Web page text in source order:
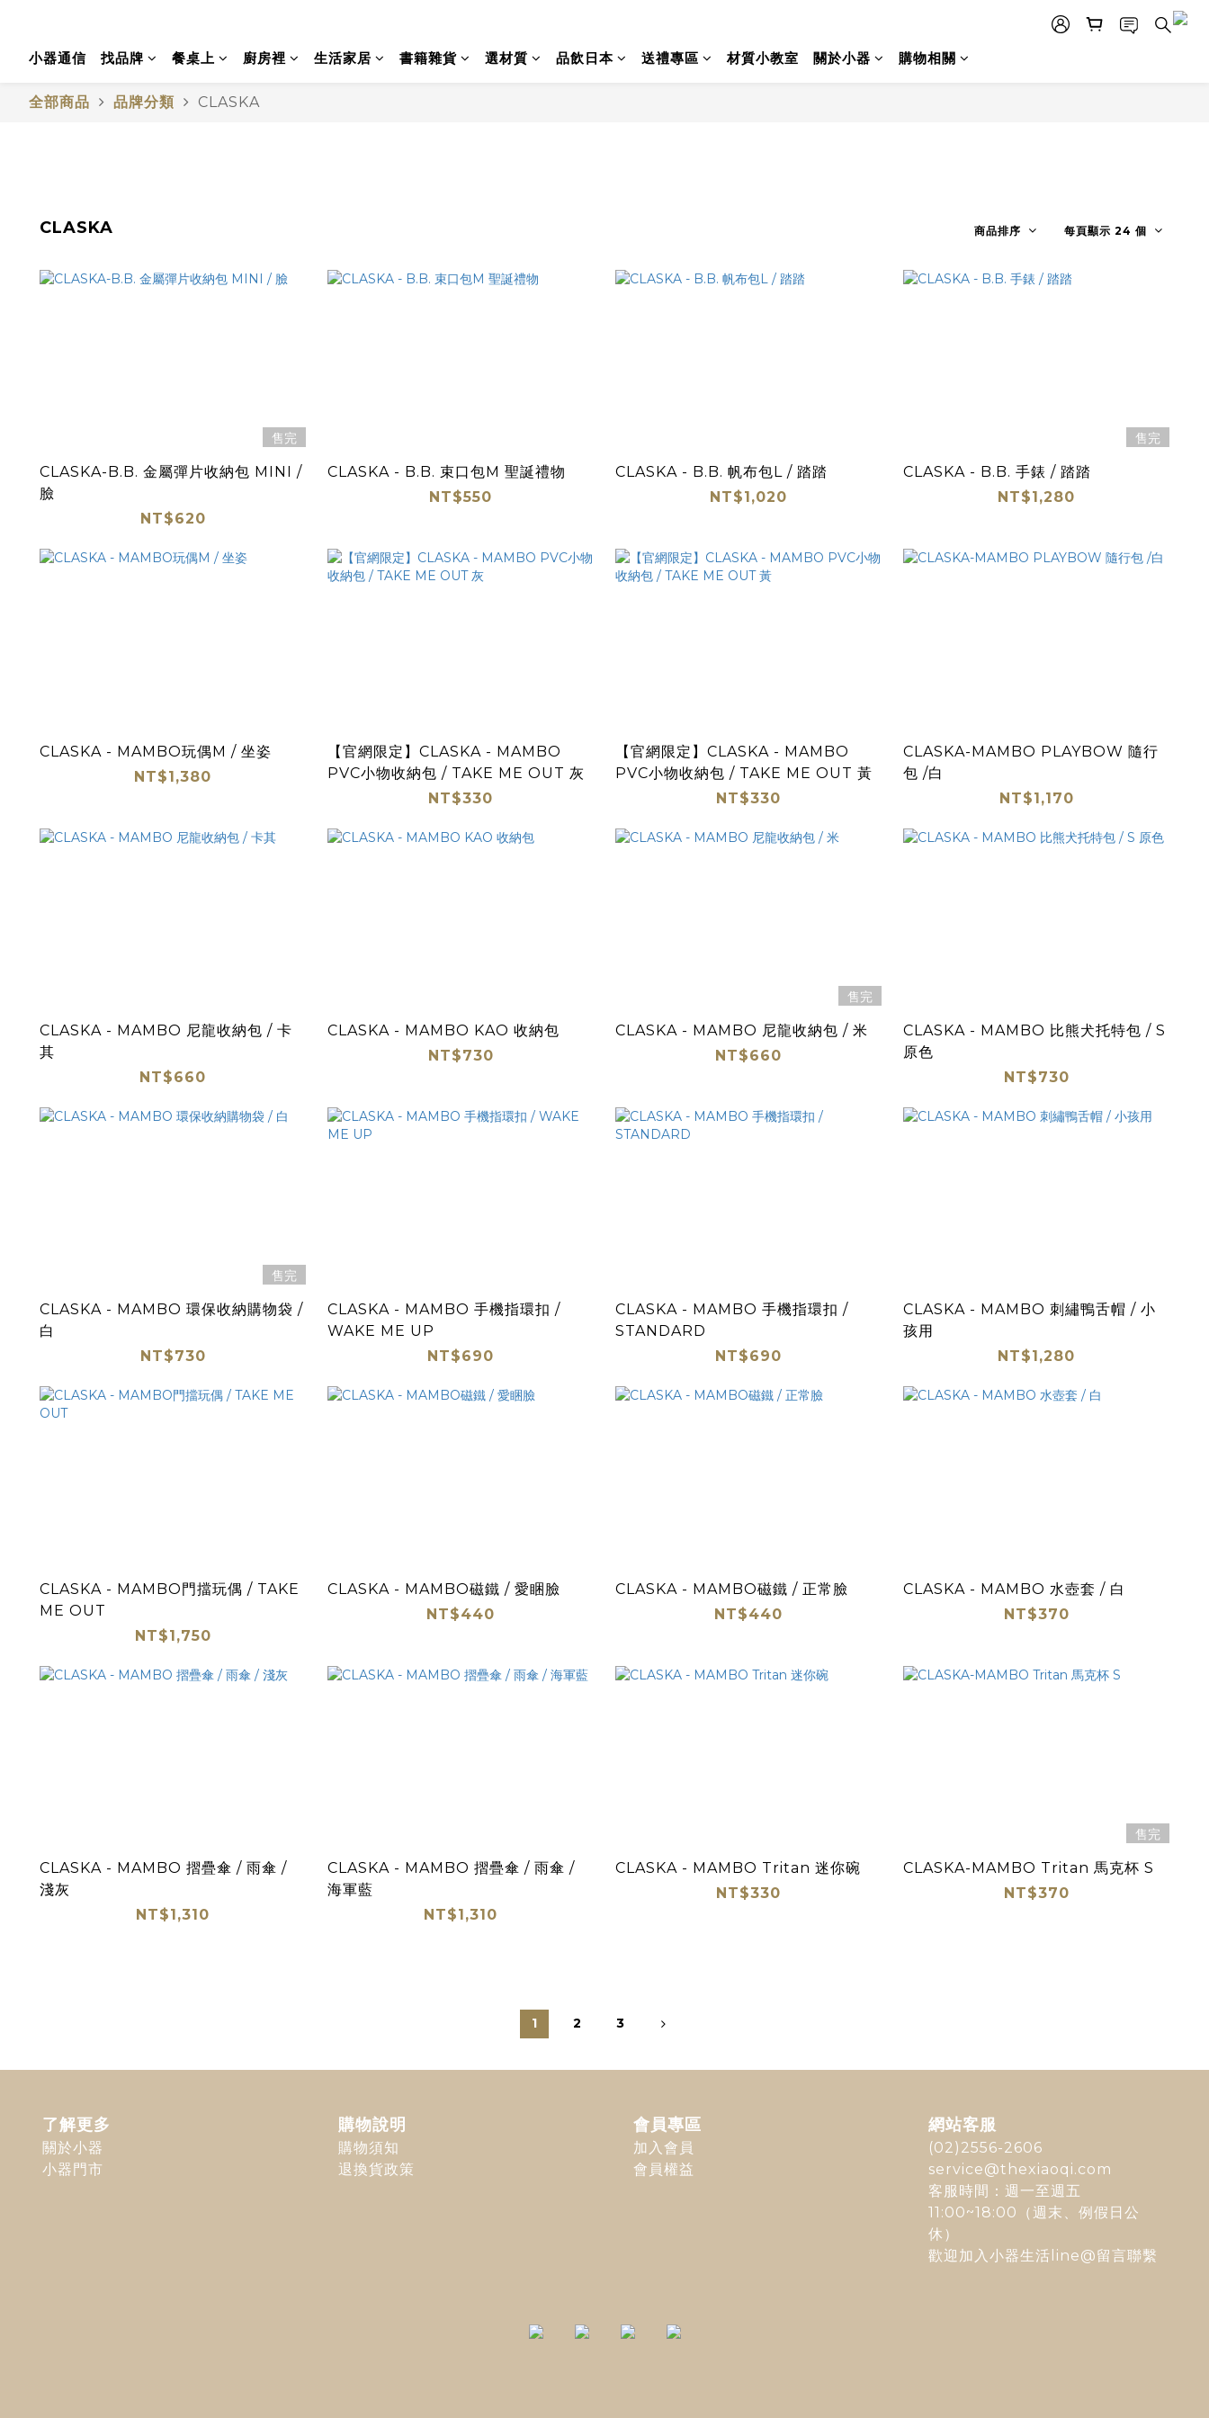
小器通信 找品牌 餐桌上 廚房裡 生活家居 書籍雜貨 選材質 品飲日本 送禮專區 材質小教室 關於小器 購物相關
全部商品 品牌分類 CLASKA
CLASKA 商品排序 每頁顯示 24 個
售完
CLASKA-B.B. 金屬彈片收納包 MINI /
臉
NT$620
CLASKA - B.B. 束口包M 聖誕禮物
NT$550
CLASKA - B.B. 帆布包L / 踏踏
NT$1,020
售完
CLASKA - B.B. 手錶 / 踏踏
NT$1,280
CLASKA - MAMBO玩偶M / 坐姿
NT$1,380
【官網限定】CLASKA - MAMBO
PVC小物收納包 / TAKE ME OUT 灰
NT$330
【官網限定】CLASKA - MAMBO
PVC小物收納包 / TAKE ME OUT 黃
NT$330
CLASKA-MAMBO PLAYBOW 隨行
包 /白
NT$1,170
CLASKA - MAMBO 尼龍收納包 / 卡
其
NT$660
CLASKA - MAMBO KAO 收納包
NT$730
售完
CLASKA - MAMBO 尼龍收納包 / 米
NT$660
CLASKA - MAMBO 比熊犬托特包 / S
原色
NT$730
售完
CLASKA - MAMBO 環保收納購物袋 /
白
NT$730
CLASKA - MAMBO 手機指環扣 /
WAKE ME UP
NT$690
CLASKA - MAMBO 手機指環扣 /
STANDARD
NT$690
CLASKA - MAMBO 刺繡鴨舌帽 / 小
孩用
NT$1,280
CLASKA - MAMBO門擋玩偶 / TAKE
ME OUT
NT$1,750
CLASKA - MAMBO磁鐵 / 愛睏臉
NT$440
CLASKA - MAMBO磁鐵 / 正常臉
NT$440
CLASKA - MAMBO 水壺套 / 白
NT$370
CLASKA - MAMBO 摺疊傘 / 雨傘 /
淺灰
NT$1,310
CLASKA - MAMBO 摺疊傘 / 雨傘 /
海軍藍
NT$1,310
CLASKA - MAMBO Tritan 迷你碗
NT$330
售完
CLASKA-MAMBO Tritan 馬克杯 S
NT$370
1 2 3
了解更多
關於小器
小器門市
購物說明
購物須知
退換貨政策
會員專區
加入會員
會員權益
網站客服
(02)2556-2606
service@thexiaoqi.com
客服時間：週一至週五
11:00~18:00（週末、例假日公
休）
歡迎加入 小器生活line@留言聯繫